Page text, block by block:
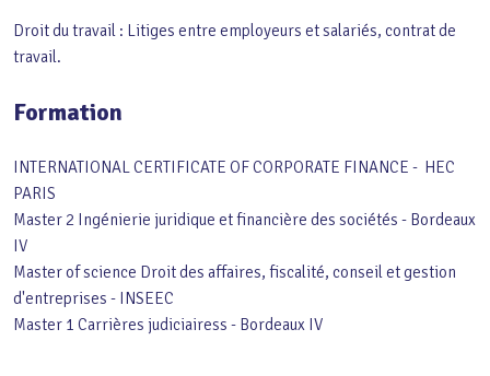
Droit du travail : Litiges entre employeurs et salariés, contrat de
travail.
Formation
INTERNATIONAL CERTIFICATE OF CORPORATE FINANCE - HEC
PARIS
Master 2 Ingénierie juridique et financière des sociétés - Bordeaux
IV
Master of science Droit des affaires, fiscalité, conseil et gestion
d'entreprises - INSEEC
Master 1 Carrières judiciairess - Bordeaux IV